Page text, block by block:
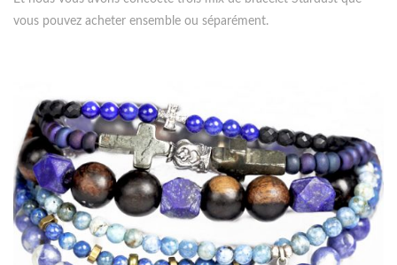
vous pouvez acheter ensemble ou séparément.